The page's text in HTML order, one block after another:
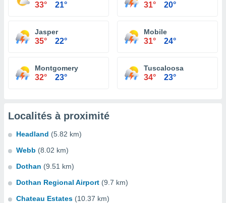
33° 21° 31° 20°
Jasper
35° 22°
Mobile
31° 24°
Montgomery
32° 23°
Tuscaloosa
34° 23°
Localités à proximité
Headland (5.82 km)
Webb (8.02 km)
Dothan (9.51 km)
Dothan Regional Airport (9.7 km)
Chateau Estates (10.37 km)